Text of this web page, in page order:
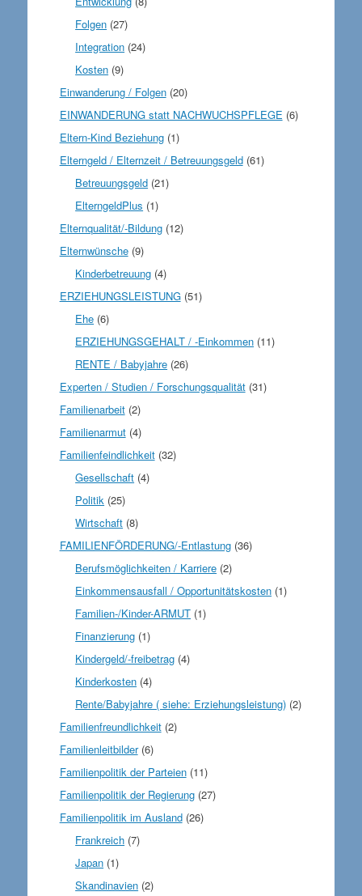
Folgen (27)
Integration (24)
Kosten (9)
Einwanderung / Folgen(20)
EINWANDERUNG statt NACHWUCHSPFLEGE (6)
Eltern-Kind Beziehung(1)
Elterngeld / Elternzeit / Betreuungsgeld(61)
Betreuungsgeld (21)
ElterngeldPlus (1)
Elternqualität/-Bildung(12)
Elternwünsche(9)
Kinderbetreuung (4)
ERZIEHUNGSLEISTUNG(51)
Ehe (6)
ERZIEHUNGSGEHALT / -Einkommen (11)
RENTE / Babyjahre (26)
Experten / Studien / Forschungsqualität(31)
Familienarbeit(2)
Familienarmut(4)
Familienfeindlichkeit(32)
Gesellschaft (4)
Politik (25)
Wirtschaft (8)
FAMILIENFÖRDERUNG/-Entlastung(36)
Berufsmöglichkeiten / Karriere (2)
Einkommensausfall / Opportunitätskosten (1)
Familien-/Kinder-ARMUT (1)
Finanzierung (1)
Kindergeld/-freibetrag (4)
Kinderkosten (4)
Rente/Babyjahre ( siehe: Erziehungsleistung) (2)
Familienfreundlichkeit(2)
Familienleitbilder(6)
Familienpolitik der Parteien(11)
Familienpolitik der Regierung(27)
Familienpolitik im Ausland(26)
Frankreich (7)
Japan (1)
Skandinavien (2)